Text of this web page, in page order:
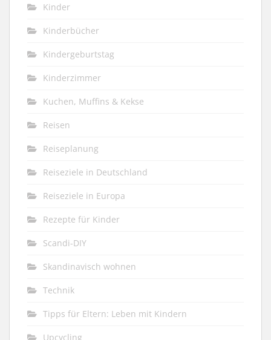
Kinder
Kinderbücher
Kindergeburtstag
Kinderzimmer
Kuchen, Muffins & Kekse
Reisen
Reiseplanung
Reiseziele in Deutschland
Reiseziele in Europa
Rezepte für Kinder
Scandi-DIY
Skandinavisch wohnen
Technik
Tipps für Eltern: Leben mit Kindern
Upcycling